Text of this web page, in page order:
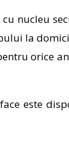
nucleu
la
orice
este